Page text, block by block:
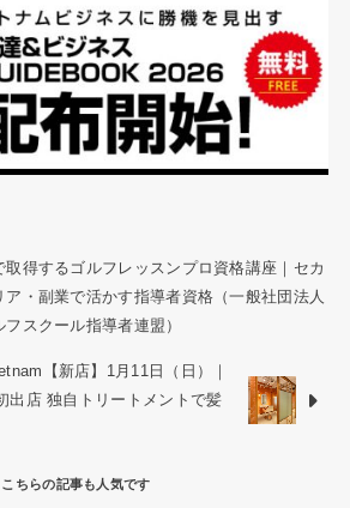
取得するゴルフレッスンプロ資格講座｜セカ
ア・副業で活かす指導者資格（一般社団法人
スクール指導者連盟）
【新店】1月11日（日）｜
出店 独自トリートメントで髪